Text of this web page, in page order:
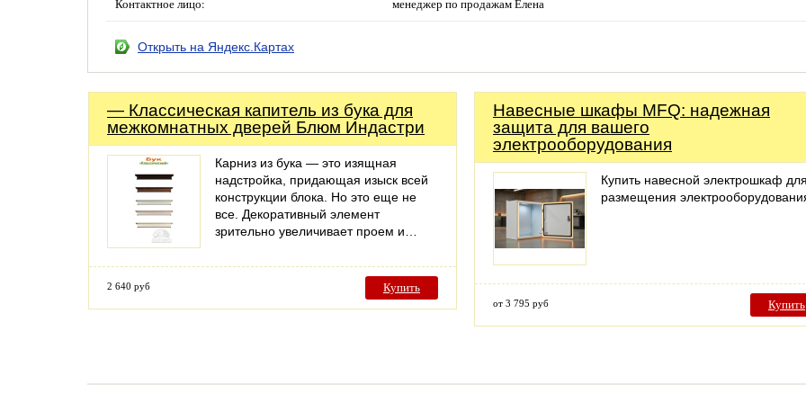
Контактное лицо: менеджер по продажам Елена
Открыть на Яндекс.Картах
— Классическая капитель из бука для
межкомнатных дверей Блюм Индастри
Карниз из бука — это изящная
надстройка, придающая изыск всей
конструкции блока. Но это еще не
все. Декоративный элемент
зрительно увеличивает проем и…
2 640 руб Купить
Навесные шкафы MFQ: надежная
защита для вашего
электрооборудования
Купить навесной электрошкаф
размещения
от 3 795 руб Купить